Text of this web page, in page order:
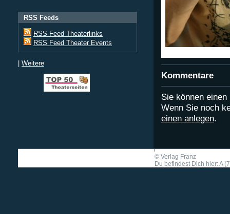
RSS Feeds
RSS Feed Theaterlinks
RSS Feed Theater Events
| Weitere
Kommentare
Sie können
Wenn Sie noch
einen anlegen.
© Verlag Franz
Du befindest Dich hier: A